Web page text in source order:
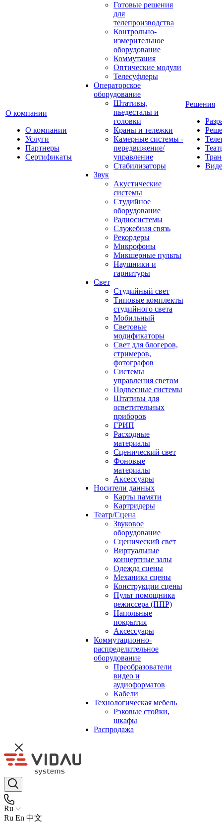
О компании
О компании
Услуги
Партнеры
Сертификаты
Готовые решения
для
телепроизводства
Контрольно-
измерительное
оборудование
Коммутация
Оптические модули
Телесуфлеры
Операторское
оборудование
Штативы,
пьедесталы и
головки
Краны и тележки
Камерные системы -
передвижение/
управление
Стабилизаторы
Звук
Акустические
системы
Студийное
оборудование
Радиосистемы
Служебная связь
Рекордеры
Микрофоны
Микшерные пульты
Наушники и
гарнитуры
Свет
Студийный свет
Типовые комплекты
студийного света
Мобильный
Световые
модификаторы
Свет для блогеров,
стримеров,
фотографов
Системы
управления светом
Подвесные системы
Штативы для
осветительных
приборов
ГРИП
Расходные
материалы
Сценический свет
Фоновые
материалы
Аксессуары
Носители данных
Карты памяти
Картридеры
Театр/Сцена
Звуковое
оборудование
Сценический свет
Виртуальные
концертные залы
Одежда сцены
Механика сцены
Конструкции сцены
Пульт помощника
режиссера (ППР)
Напольные
покрытия
Аксессуары
Коммутационно-
распределительное
оборудование
Преобразователи
видео и
аудиоформатов
Кабели
Технологическая мебель
Рэковые стойки,
шкафы
Распродажа
Решения
Ru
Ru En 中文